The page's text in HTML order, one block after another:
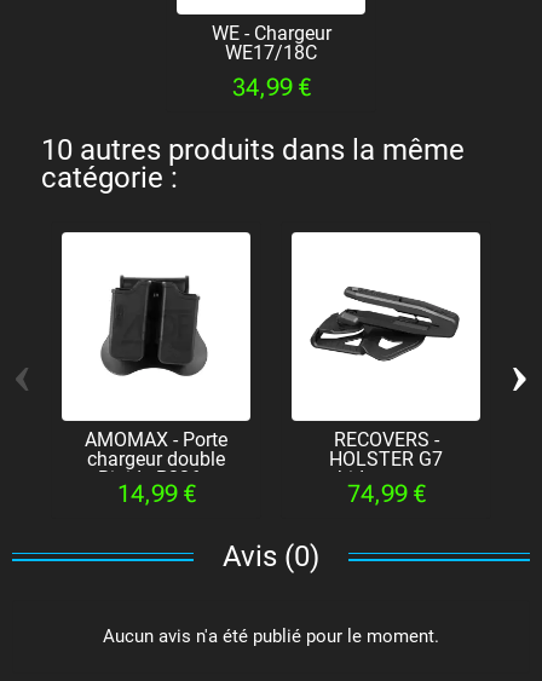
WE - Chargeur
WE17/18C
34,99 €
10 autres produits dans la même
catégorie :
AMOMAX - Porte
chargeur double
Rigide P226...
14,99 €
RECOVERS -
HOLSTER G7
ambidextre pour...
74,99 €
‹ ›
Avis (0)
Aucun avis n'a été publié pour le moment.